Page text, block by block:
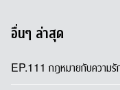
อื่นๆ ล่าสุด
EP.111 กฎหมายกับความ